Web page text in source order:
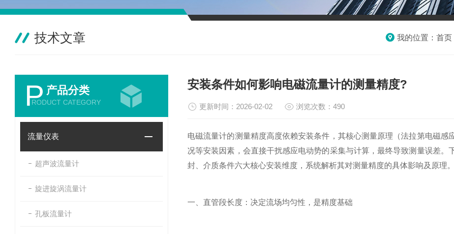
技术文章 我的位置： 首页
P 产品分类
RODUCT CATEGORY
流量仪表
超声波流量计
旋进旋涡流量计
孔板流量计
安装条件如何影响电磁流量计的测量精度?
更新时间：2026-02-02 浏览次数：490
电磁流量计的测量精度高度依赖安装条件，其核心测量原理（法拉第电磁
况等安装因素，会直接干扰感应电动势的采集与计算，最终导致测量误差
封、介质条件六大核心安装维度，系统解析其对测量精度的具体影响及原理。
一、直管段长度：决定流场均匀性，是精度基础